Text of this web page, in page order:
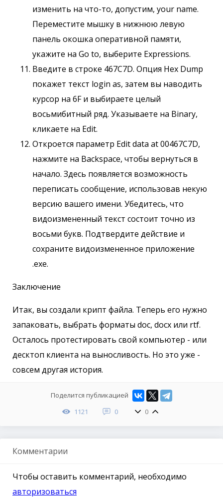
изменить на что-то, допустим, your name.
Переместите мышку в нижнюю левую
панель окошка оперативной памяти,
укажите на Go to, выберите Expressions.
Введите в строке 467C7D. Опция Hex Dump
покажет текст login as, затем вы наводить
курсор на 6F и выбираете целый
восьмибитный ряд. Указываете на Binary,
кликаете на Edit.
Откроется параметр Edit data at 00467C7D,
нажмите на Backspace, чтобы вернуться в
начало. Здесь появляется возможность
переписать сообщение, использовав некую
версию вашего имени. Убедитесь, что
видоизмененный текст состоит точно из
восьми букв. Подтвердите действие и
сохраните видоизмененное приложение
.exe.
Заключение
Итак, вы создали крипт файла. Теперь его нужно
запаковать, выбрать форматы doc, docx или rtf.
Осталось протестировать свой компьютер - или
десктоп клиента на выносливость. Но это уже -
совсем другая история.
Поделится публикацией
1121
0 0
Комментарии
Чтобы оставить комментарий, необходимо
авторизоваться